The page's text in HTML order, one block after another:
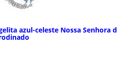
azul-celeste Nossa Senhora